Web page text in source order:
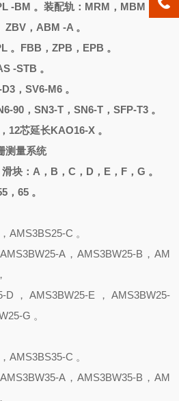
-BM 。装配轨：MRM，MBM 。
，ABM -A 。
。FBB，ZPB，EPB 。
-STB 。
，SV6-M6 。
90，SN3-T，SN6-T，SFP-T3 。
12芯延长KAO16-X 。
测量系统
块：A，B，C，D，E，F，G 。
，65 。
AMS3BS25-C 。
AMS3BW25-A，AMS3BW25-B，AM
D，AMS3BW25-E，AMS3BW25-
G 。
AMS3BS35-C 。
AMS3BW35-A，AMS3BW35-B，AM